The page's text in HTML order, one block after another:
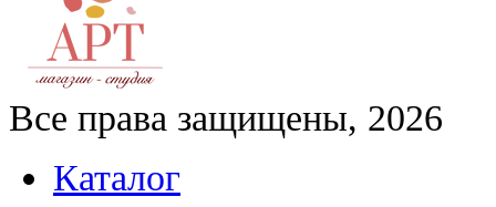
Все права защищены, 2026
Каталог